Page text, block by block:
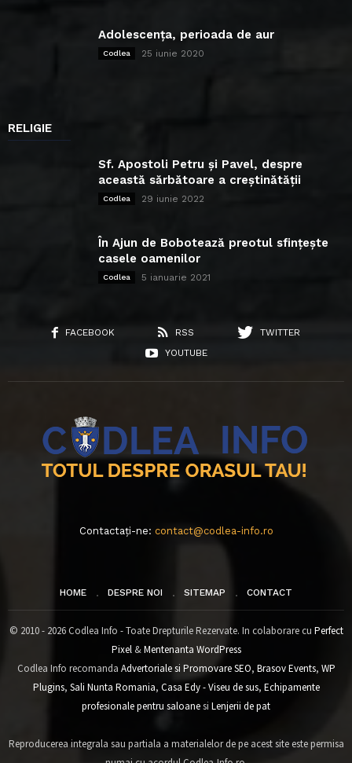
Adolescența, perioada de aur
Codlea 25 iunie 2020
RELIGIE
Sf. Apostoli Petru și Pavel, despre
această sărbătoare a creștinătății
Codlea 29 iunie 2022
În Ajun de Bobotează preotul sfințește
casele oamenilor
Codlea 5 ianuarie 2021
FACEBOOK RSS
TWITTER
YOUTUBE
Contactați-ne: contact@codlea-info.ro
HOME DESPRE NOI SITEMAP CONTACT
© 2010 - 2026 Codlea Info - Toate Drepturile Rezervate. In colaborare cu Perfect
Pixel&Mentenanta WordPress
Codlea Info recomanda Advertoriale si Promovare SEO, Brasov Events, WP
Plugins, Sali Nunta Romania, Casa Edy - Viseu de sus, Echipamente
profesionale pentru saloanesi Lenjerii de pat
Reproducerea integrala sau partiala a materialelor de pe acest site este permisa